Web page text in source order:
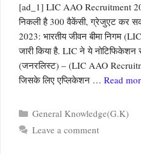
[ad_1] LIC AAO Recruitment
निकली है 300 वैकेंसी, ग्रेजुएट कर
2023: भारतीय जीवन बीमा निगम
जारी किया है. LIC ने ये नोटिफिकेशन
(जनरलिस्ट) – (LIC AAO
जिसके लिए एप्लिकेशन … Read
Categories
General Knowledge(G.K)
Leave a comment